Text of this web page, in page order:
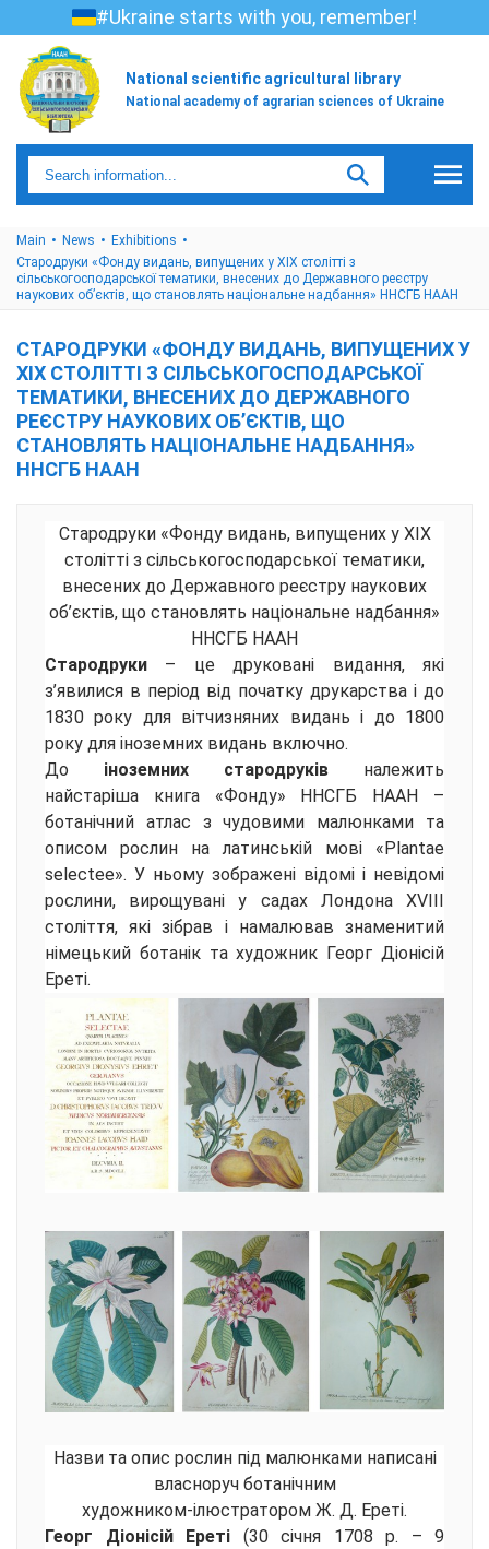
#Ukraine starts with you, remember!
National scientific agricultural library
National academy of agrarian sciences of Ukraine
Main News
Exhibitions
Стародруки «Фонду видань, випущених у XIX столітті з
сільськогосподарської тематики, внесених до Державного реєстру
наукових об’єктів, що становлять національне надбання» ННСГБ НААН
СТАРОДРУКИ «ФОНДУ ВИДАНЬ, ВИПУЩЕНИХ У
XIX СТОЛІТТІ З СІЛЬСЬКОГОСПОДАРСЬКОЇ
ТЕМАТИКИ, ВНЕСЕНИХ ДО ДЕРЖАВНОГО
РЕЄСТРУ НАУКОВИХ ОБ’ЄКТІВ, ЩО
СТАНОВЛЯТЬ НАЦІОНАЛЬНЕ НАДБАННЯ»
ННСГБ НААН
Стародруки «Фонду видань, випущених у XIX
столітті з сільськогосподарської тематики,
внесених до Державного реєстру наукових
об’єктів, що становлять національне надбання»
ННСГБ НААН
Стародруки – це друковані видання, які
з’явилися в період від початку друкарства і до
1830 року для вітчизняних видань і до 1800
року для іноземних видань включно.
До іноземних стародруків належить
найстаріша книга «Фонду» ННСГБ НААН –
ботанічний атлас з чудовими малюнками та
описом рослин на латинській мові «Plantae
selectee». У ньому зображені відомі і невідомі
рослини, вирощувані у садах Лондона XVIII
століття, які зібрав і намалював знаменитий
німецький ботанік та художник Георг Діонісій
Ереті.
Назви та опис рослин під малюнками написані
власноруч ботанічним
художником-ілюстратором Ж. Д. Ереті.
Георг Діонісій Ереті (30 січня 1708 р. – 9